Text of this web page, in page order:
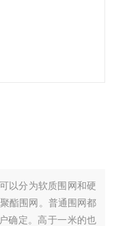
以分为软质围网和硬
酯围网。普通围网都
确定。高于一米的也